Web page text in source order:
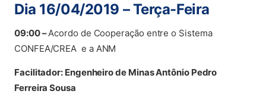
Dia 16/04/2019 – Terça-Feira
09:00 –Acordo de Cooperação entre o Sistema
CONFEA/CREA e a ANM
Facilitador: Engenheiro de Minas Antônio Pedro
Ferreira Sousa